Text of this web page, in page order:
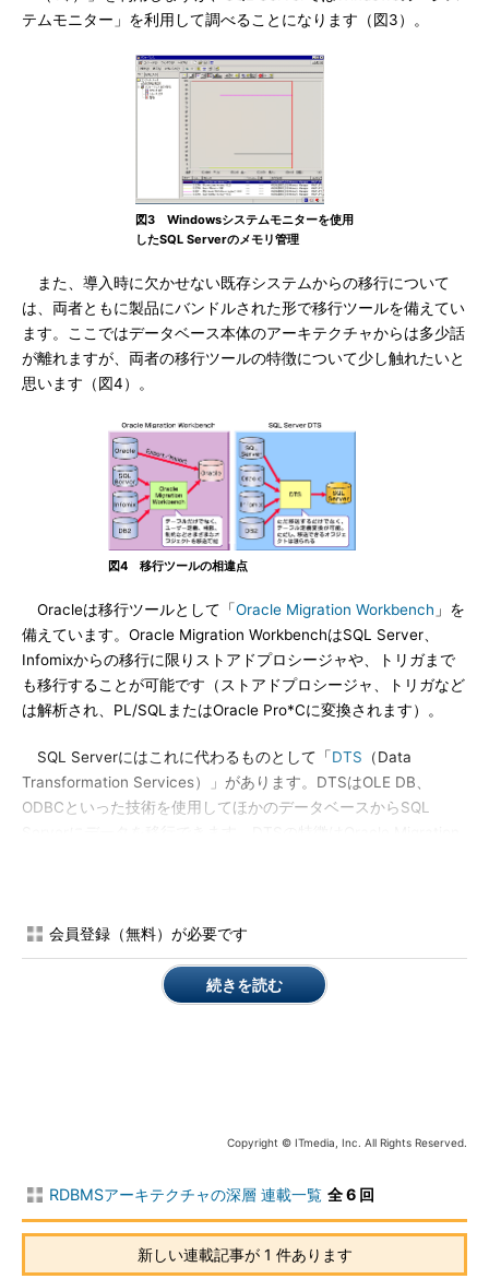
テムモニター」を利用して調べることになります（図3）。
図3 Windowsシステムモニターを使用
したSQL Serverのメモリ管理
また、導入時に欠かせない既存システムからの移行について
は、両者ともに製品にバンドルされた形で移行ツールを備えてい
ます。ここではデータベース本体のアーキテクチャからは多少話
が離れますが、両者の移行ツールの特徴について少し触れたいと
思います（図4）。
図4 移行ツールの相違点
Oracleは移行ツールとして「Oracle Migration Workbench 」を
備えています。Oracle Migration WorkbenchはSQL Server、
Infomixからの移行に限りストアドプロシージャや、トリガまで
も移行することが可能です（ストアドプロシージャ、トリガなど
は解析され、PL/SQLまたはOracle Pro*Cに変換されます）。
SQL Serverにはこれに代わるものとして「DTS （Data
Transformation Services）」があります。DTSはOLE DB、
ODBCといった技術を使用してほかのデータベースからSQL
す（ただし、DTSはSQL Server以外からストアドプロシージ
ャ、トリガをデータベースの違いを超えて移行することは不可能
Workbenchに代わる移行ツールとし
Oracle Migration WorkbenchはSQL
Server、Infomixに限りストアドプロ
会員登録（無料）が必要です
続きを読む
Copyright © ITmedia, Inc. All Rights Reserved.
RDBMSアーキテクチャの深層 連載一覧 全 6 回
新しい連載記事が 1 件あります